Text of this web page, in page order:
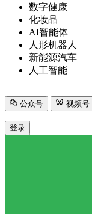
数字健康
化妆品
AI智能体
人形机器人
新能源汽车
人工智能
公众号 视频号
登录